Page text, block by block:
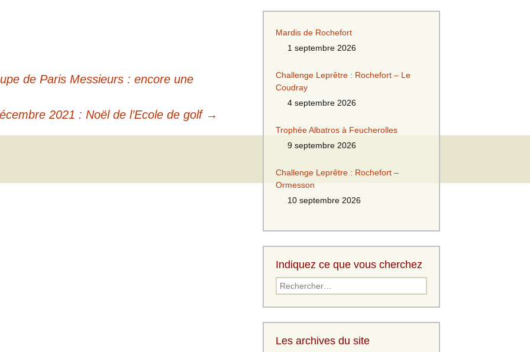
de Paris Messieurs : encore une
2021 : Noël de l’Ecole de golf →
Mardis de Rochefort
1 septembre 2026
Challenge Leprêtre : Rochefort – Le
Coudray
4 septembre 2026
Trophée Albatros à Feucherolles
9 septembre 2026
Challenge Leprêtre : Rochefort –
Ormesson
10 septembre 2026
Indiquez ce que vous cherchez
Rechercher :
Les archives du site